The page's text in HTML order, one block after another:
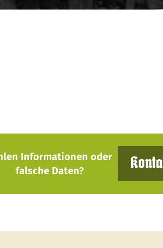
Informationen oder
falsche Daten?